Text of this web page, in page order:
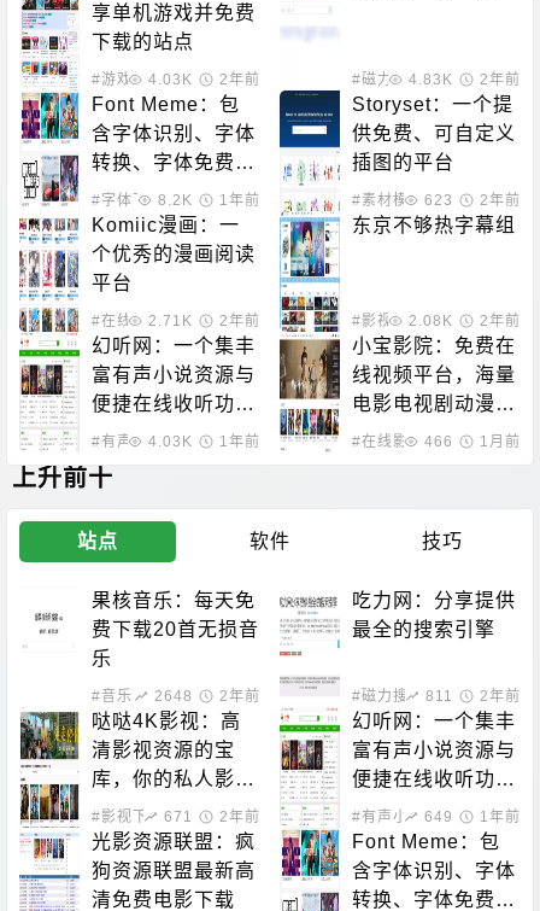
享单机游戏并免费
下载的站点
#游戏下载4.03K 2年前 #磁力搜索4.83K 2年前
Font Meme：包
含字体识别、字体
转换、字体免费下
载的站点
#字体下载8.2K 1年前
Storyset：一个提
供免费、可自定义
插图的平台
#素材模板623 2年前
Komiic漫画：一
个优秀的漫画阅读
平台
#在线动漫2.71K 2年前
东京不够热字幕组
#影视下载 #动漫下载
2.08K 2年前
幻听网：一个集丰
富有声小说资源与
便捷在线收听功能
于一体的平台
#有声小说4.03K 1年前
小宝影院：免费在
线视频平台，海量
电影电视剧动漫随
时看
#在线影音466 1月前
上升前十
站点 软件 技巧
果核音乐：每天免
费下载20首无损音
乐
#音乐下载2648 2年前
吃力网：分享提供
最全的搜索引擎
#磁力搜索 811 2年前
哒哒4K影视：高
清影视资源的宝
库，你的私人影院
新选择！
#影视下载 671 2年前
幻听网：一个集丰
富有声小说资源与
便捷在线收听功能
于一体的平台
#有声小说649 1年前
光影资源联盟：疯
狗资源联盟最新高
清免费电影下载
Font Meme：包
含字体识别、字体
转换、字体免费下